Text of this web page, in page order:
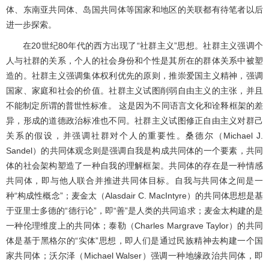
体、东南亚共同体、岛国共同体等国家和地区的关联都有待笔者以后
进一步探索。
在20世纪80年代的西方出现了“社群主义”思想。社群主义强调个
人与社群的关系，个人的社会身份和个性是其所在的群体关系中被塑
造的。社群主义强调集体权利优先的原则，推崇爱国主义精神，强调
国家、家庭和社会的价值。社群主义试图削弱自由主义的主张，并且
不能制定所谓的普世性标准。 这是因为不同语言文化和诠释框架的差
异，形成的道德政治标准也不同。社群主义试图修正自由主义对群己
关系的假设，并强调社群对个人的重要性。桑德尔（Michael J.
Sandel）的共同体观念则是强调自我是构成共同体的一个要素，共同
体的社会架构塑造了一种自我的理解框架。共同体的存在是一种情感
共同体，即与他人联合并推进共同体目标。自我与共同体之间是一
种“构成性概念”；麦金太（Alasdair C. MacIntyre）的共同体思想是基
于亚里士多德的“德行论”，即“善”是人类的共同追求；麦金太构建的是
一种伦理维度上的共同体；泰勒（Charles Margrave Taylor）的共同
体是基于黑格尔的“实体”思想，即人们是通过民族精神去构建一个国
家共同体；沃尔泽（Michael Walser）强调一种地缘政治共同体，即